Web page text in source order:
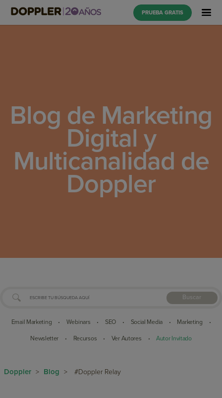
PRUEBA GRATIS
Blog de Marketing
Digital y
Multicanalidad de
Doppler
Buscar
Email Marketing • Webinars • SEO • Social Media • Marketing •
Newsletter • Recursos • Ver Autores • Autor Invitado
Doppler > Blog > #Doppler Relay